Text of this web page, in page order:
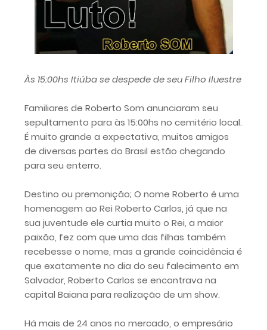
Às 15:00hs Itiúba se despede de seu Filho Iluestre
Familiares de Roberto Som anunciaram seu
sepultamento para às 15:00hs no cemitério local.
É muito grande a expectativa, muitos amigos
de diversas partes do Brasil estão chegando
para seu enterro.
Destino ou premonição; O nome Roberto é uma
homenagem ao Rei Roberto Carlos, já que na
sua juventude ele curtia muito o Rei, a maior
paixão, fez com que uma das filhas também
recebesse o nome, mas a grande coincidência é
que exatamente no dia do seu falecimento em
Salvador, Roberto Carlos se encontrava na
capital Baiana para realização de um show.
Há mais de 24 anos no mercado, o empresário